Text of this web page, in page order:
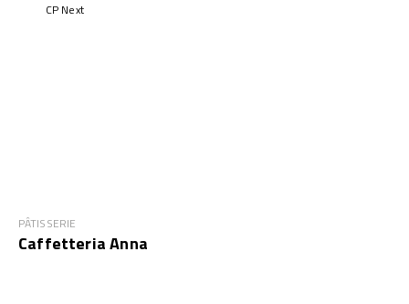
CP Next
PÂTISSERIE
Caffetteria Anna